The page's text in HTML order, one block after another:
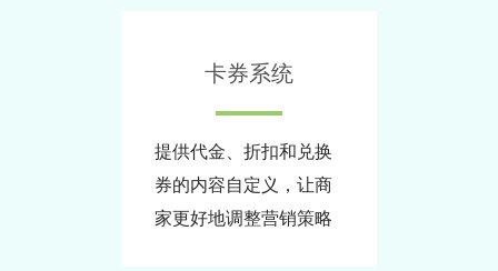
卡券系统
提供代金、折扣和兑换
券的内容自定义，让商
家更好地调整营销策略